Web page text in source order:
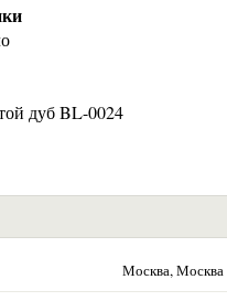
дуб BL-0024
Москва, Москва